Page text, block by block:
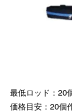
最低ロッド：20
価格目安：20個